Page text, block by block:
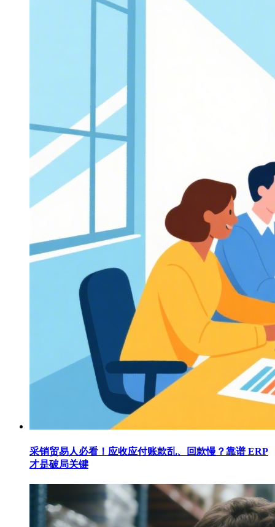
采销贸易人必看！应收应付账款乱、回款慢？靠谱 ERP
才是破局关键